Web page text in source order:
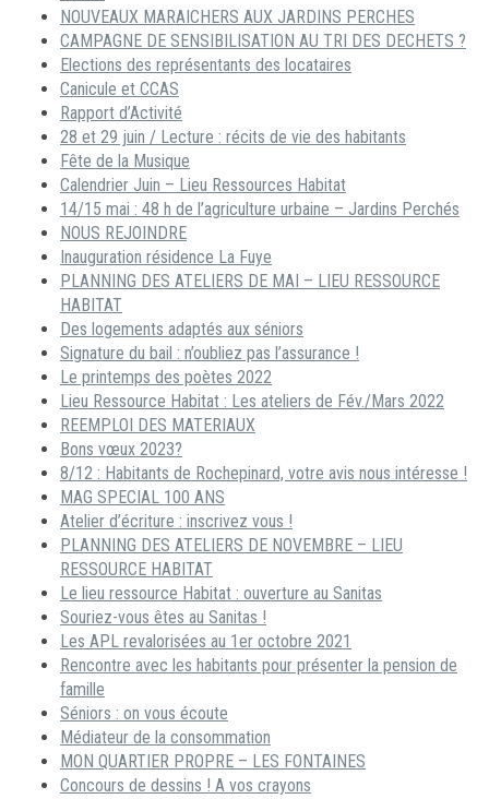
NOUVEAUX MARAICHERS AUX JARDINS PERCHES
CAMPAGNE DE SENSIBILISATION AU TRI DES DECHETS ?
Elections des représentants des locataires
Canicule et CCAS
Rapport d’Activité
28 et 29 juin / Lecture : récits de vie des habitants
Fête de la Musique
Calendrier Juin – Lieu Ressources Habitat
14/15 mai : 48 h de l’agriculture urbaine – Jardins Perchés
NOUS REJOINDRE
Inauguration résidence La Fuye
PLANNING DES ATELIERS DE MAI – LIEU RESSOURCE
HABITAT
Des logements adaptés aux séniors
Signature du bail : n’oubliez pas l’assurance !
Le printemps des poètes 2022
Lieu Ressource Habitat : Les ateliers de Fév./Mars 2022
REEMPLOI DES MATERIAUX
Bons vœux 2023?
8/12 : Habitants de Rochepinard, votre avis nous intéresse !
MAG SPECIAL 100 ANS
Atelier d’écriture : inscrivez vous !
PLANNING DES ATELIERS DE NOVEMBRE – LIEU
RESSOURCE HABITAT
Le lieu ressource Habitat : ouverture au Sanitas
Souriez-vous êtes au Sanitas !
Les APL revalorisées au 1er octobre 2021
Rencontre avec les habitants pour présenter la pension de
famille
Séniors : on vous écoute
Médiateur de la consommation
MON QUARTIER PROPRE – LES FONTAINES
Concours de dessins ! A vos crayons